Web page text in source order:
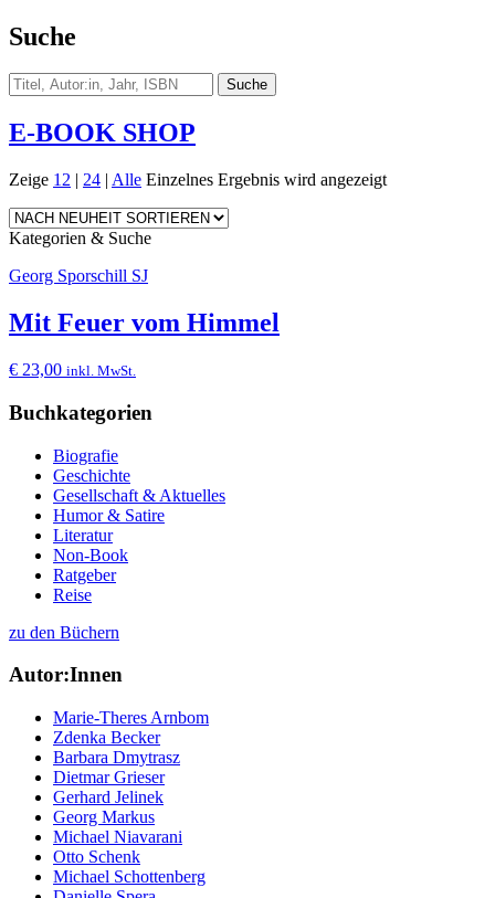
Suche
E-BOOK SHOP
Zeige 12 | 24 | Alle Einzelnes Ergebnis wird angezeigt
Kategorien & Suche
Georg Sporschill SJ
Mit Feuer vom Himmel
€ 23,00 inkl. MwSt.
Buchkategorien
Biografie
Geschichte
Gesellschaft & Aktuelles
Humor & Satire
Literatur
Non-Book
Ratgeber
Reise
zu den Büchern
Autor:Innen
Marie-Theres Arnbom
Zdenka Becker
Barbara Dmytrasz
Dietmar Grieser
Gerhard Jelinek
Georg Markus
Michael Niavarani
Otto Schenk
Michael Schottenberg